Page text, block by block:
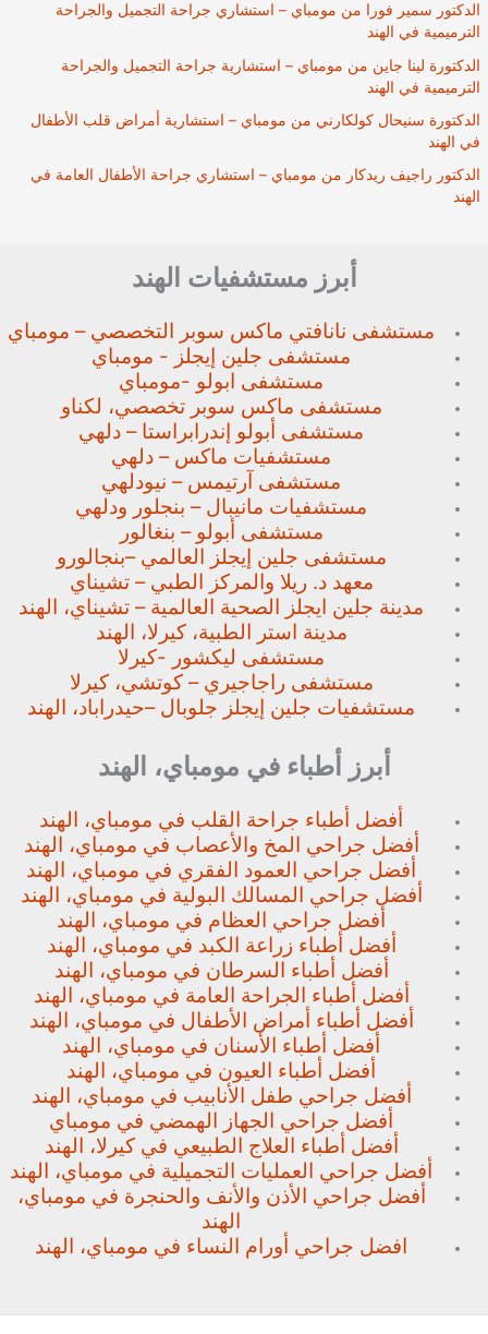
الدكتور سمير فورا من مومباي – استشاري جراحة التجميل والجراحة
الترميمية في الهند
الدكتورة لينا جاين من مومباي – استشارية جراحة التجميل والجراحة
الترميمية في الهند
الدكتورة سنيحال كولكارني من مومباي – استشارية أمراض قلب الأطفال
في الهند
الدكتور راجيف ريدكار من مومباي – استشاري جراحة الأطفال العامة في
الهند
أبرز مستشفيات الهند
مستشفى نانافتي ماكس سوبر التخصصي – مومباي
مستشفى جلين إيجلز - مومباي
مستشفى ابولو -مومباي
مستشفى ماكس سوبر تخصصي، لكناو
مستشفى أبولو إندرابراستا – دلهي
مستشفيات ماكس – دلهي
مستشفى آرتيمس – نيودلهي
مستشفيات مانيبال – بنجلور ودلهي
مستشفى أبولو – بنغالور
مستشفى جلين إيجلز العالمي –بنجالورو
معهد د. ريلا والمركز الطبي – تشيناي
مدينة جلين ايجلز الصحية العالمية – تشيناي، الهند
مدينة استر الطبية، كيرلا، الهند
مستشفى ليكشور -كيرلا
مستشفى راجاجيري – كوتشي، كيرلا
مستشفيات جلين إيجلز جلوبال –حيدراباد، الهند
أبرز أطباء في مومباي، الهند
أفضل أطباء جراحة القلب في مومباي، الهند
أفضل جراحي المخ والأعصاب في مومباي، الهند
أفضل جراحي العمود الفقري في مومباي، الهند
أفضل جراحي المسالك البولية في مومباي، الهند
أفضل جراحي العظام في مومباي، الهند
أفضل أطباء زراعة الكبد في مومباي، الهند
أفضل أطباء السرطان في مومباي، الهند
أفضل أطباء الجراحة العامة في مومباي، الهند
أفضل أطباء أمراض الأطفال في مومباي، الهند
أفضل أطباء الأسنان في مومباي، الهند
أفضل أطباء العيون في مومباي، الهند
أفضل جراحي طفل الأنابيب في مومباي، الهند
أفضل جراحي الجهاز الهمضي في مومباي
أفضل أطباء العلاج الطبيعي في كيرلا، الهند
أفضل جراحي العمليات التجميلية في مومباي، الهند
أفضل جراحي الأذن والأنف والحنجرة في مومباي،
الهند
افضل جراحي أورام النساء في مومباي، الهند